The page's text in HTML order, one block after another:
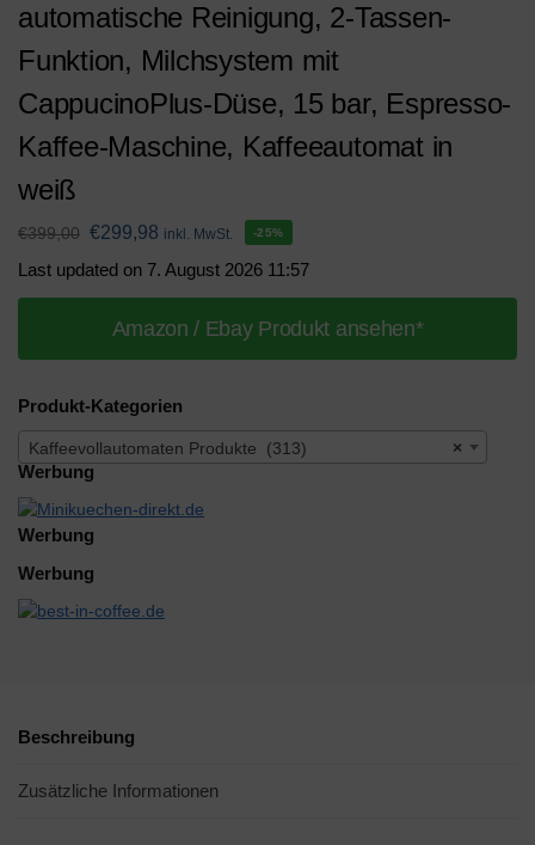
automatische Reinigung, 2-Tassen-
Funktion, Milchsystem mit
CappucinoPlus-Düse, 15 bar, Espresso-
Kaffee-Maschine, Kaffeeautomat in
weiß
€399,00 €299,98 inkl. MwSt. -25%
Last updated on 7. August 2026 11:57
Amazon / Ebay Produkt ansehen*
Produkt-Kategorien
×
Kaffeevollautomaten Produkte (313)
Werbung
Werbung
Werbung
Beschreibung
Zusätzliche Informationen